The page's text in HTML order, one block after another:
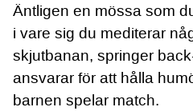
Äntligen en mössa som
i vare sig du mediterar
skjutbanan, springer
ansvarar för att hålla
barnen spelar match.